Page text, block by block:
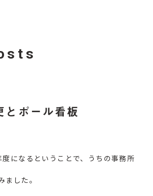
とポール看板
になるということで、うちの事務所
した。